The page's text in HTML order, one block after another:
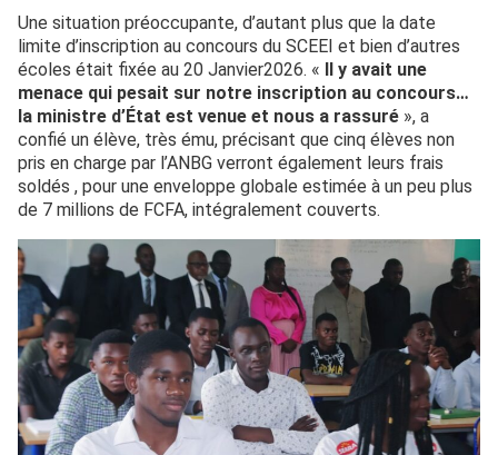
Une situation préoccupante, d’autant plus que la date
limite d’inscription au concours du SCEEI et bien d’autres
écoles était fixée au 20 Janvier2026. « Il y avait une
menace qui pesait sur notre inscription au concours…
la ministre d’État est venue et nous a rassuré », a
confié un élève, très ému, précisant que cinq élèves non
pris en charge par l’ANBG verront également leurs frais
soldés , pour une enveloppe globale estimée à un peu plus
de 7 millions de FCFA, intégralement couverts.